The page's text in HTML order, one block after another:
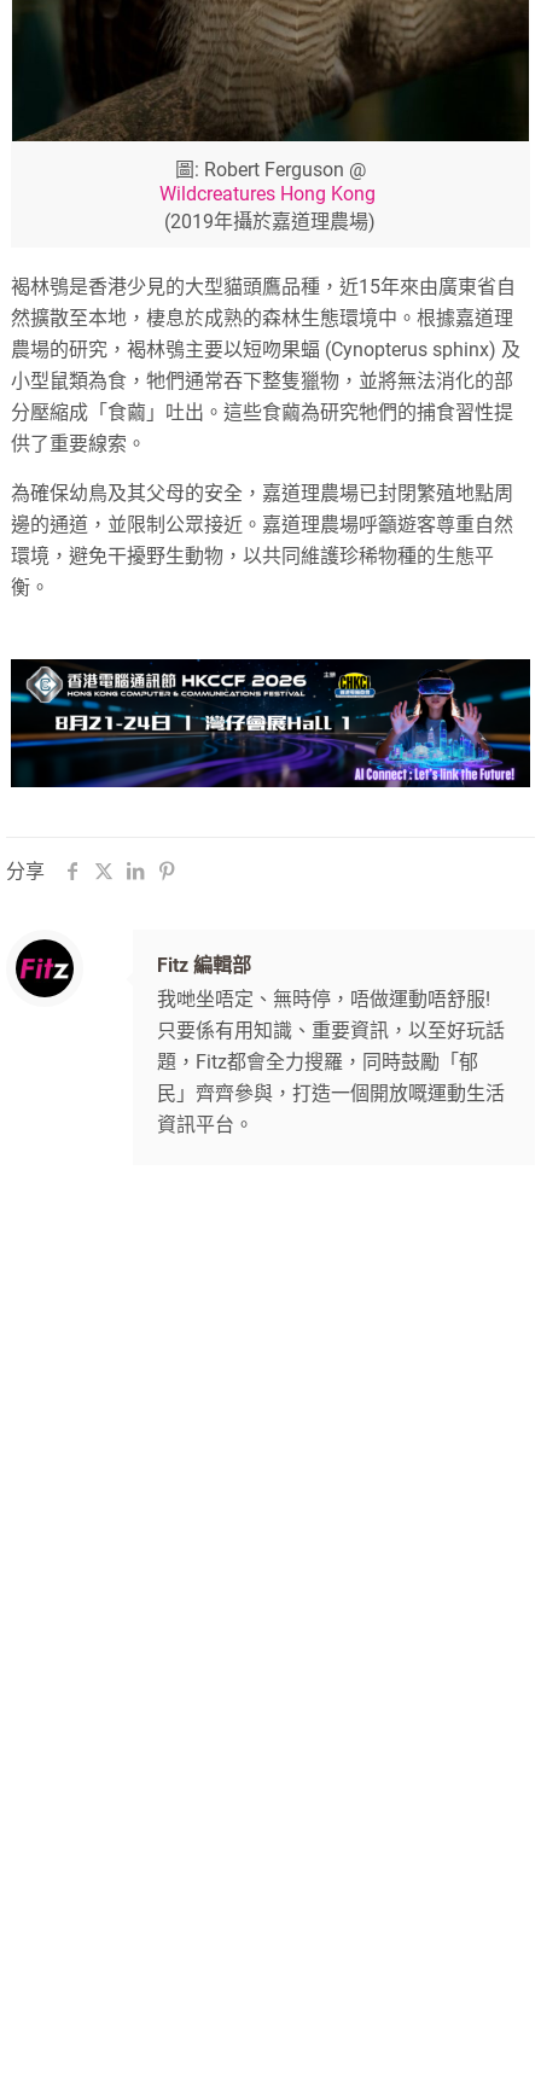
圖: Robert Ferguson @
Wildcreatures Hong Kong
(2019年攝於嘉道理農場)
褐林鴞是香港少見的大型貓頭鷹品種，近15年來由廣東省自
然擴散至本地，棲息於成熟的森林生態環境中。根據嘉道理
農場的研究，褐林鴞主要以短吻果蝠 (Cynopterus sphinx) 及
小型鼠類為食，牠們通常吞下整隻獵物，並將無法消化的部
分壓縮成「食繭」吐出。這些食繭為研究牠們的捕食習性提
供了重要線索。
為確保幼鳥及其父母的安全，嘉道理農場已封閉繁殖地點周
邊的通道，並限制公眾接近。嘉道理農場呼籲遊客尊重自然
環境，避免干擾野生動物，以共同維護珍稀物種的生態平
衡。
分享
Fitz 編輯部
我哋坐唔定、無時停，唔做運動唔舒服!
只要係有用知識、重要資訊，以至好玩話
題，Fitz都會全力搜羅，同時鼓勵「郁
民」齊齊參與，打造一個開放嘅運動生活
資訊平台。